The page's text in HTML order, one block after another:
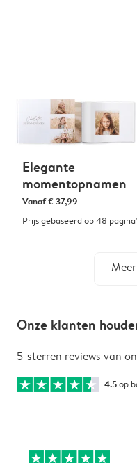
Elegante
momentopnamen
Vanaf€ 37,99
Prijs gebaseerd op 48
Onze klanten
5-sterren reviews van
4.5op